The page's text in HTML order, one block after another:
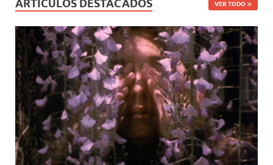
ARTÍCULOS DESTACADOS VER TODO